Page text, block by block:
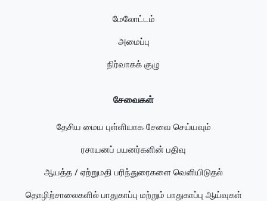
மேலோட்டம்
அமைப்பு
நிர்வாகக் குழு
சேவைகள்
தேசிய மைய புள்ளியாக சேவை செய்யவும்
ரசாயனப் பயனர்களின் பதிவு
ஆயத்த / ஏற்றுமதி பரிந்துரைகளை வெளியிடுதல்
தொழிற்சாலைகளில் பாதுகாப்பு மற்றும் பாதுகாப்பு ஆய்வுகள்